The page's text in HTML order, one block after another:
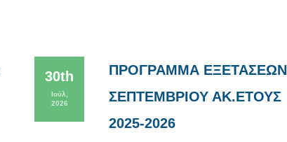
30th
Ιούλ,
2026
ΠΡΟΓΡΑΜΜΑ ΕΞΕΤΑΣΕΩΝ
ΣΕΠΤΕΜΒΡΙΟΥ ΑΚ.ΕΤΟΥΣ
2025-2026